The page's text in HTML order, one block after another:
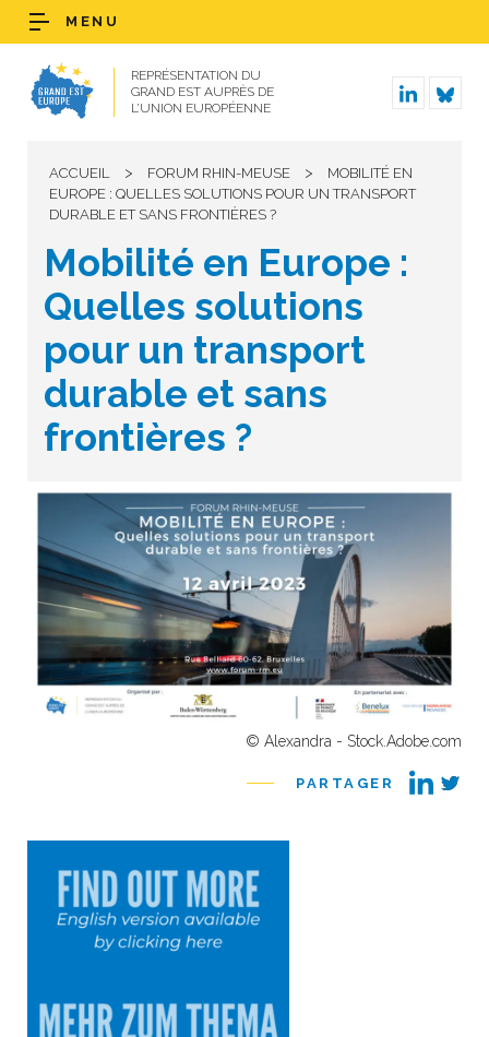
REPRÉSENTATION DU
GRAND EST AUPRÈS DE
L’UNION EUROPÉENNE
MENU
ACCUEIL > FORUM RHIN-MEUSE >
MOBILITÉ EN
EUROPE : QUELLES SOLUTIONS POUR UN TRANSPORT
DURABLE ET SANS FRONTIÈRES ?
Mobilité en Europe :
Quelles solutions
pour un transport
durable et sans
frontières ?
© Alexandra - Stock.Adobe.com
PARTAGER